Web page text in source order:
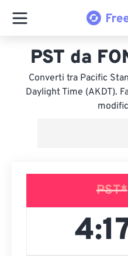
PST da
Converti tra Pacific
Daylight Time (AKDT).
PST*